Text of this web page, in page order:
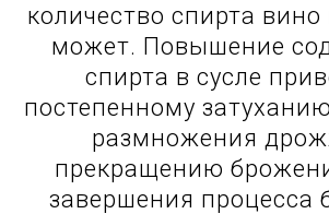
количество спирта вино
может. Повышение
спирта в сусле
постепенному
размножения
прекращению
завершения процесса